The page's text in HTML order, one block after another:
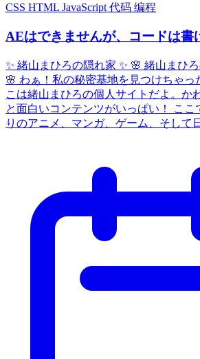
CSS HTML JavaScript 代码 编程
AEはできませんが、コードは書
✨ 緒山まひろの隠れ家 ✨ 🌸 緒山まひ
🌸 わぁ！私の秘密基地を見つけちゃ
こは緒山まひろの個人サイトだよ。か
と面白いコンテンツがいっぱい！ ここ
りのアニメ、マンガ、ゲーム、そして